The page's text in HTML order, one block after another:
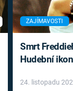
ZAJÍMAVOSTI
Smrt
Hudební
léky
24. listopadu